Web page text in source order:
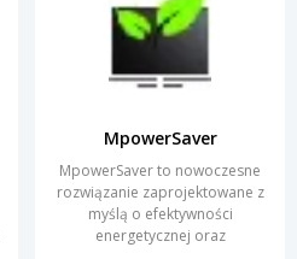
MpowerSaver
MpowerSaver to nowoczesne
rozwiązanie zaprojektowane z
myślą o efektywności
energetycznej oraz